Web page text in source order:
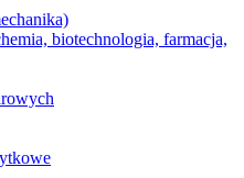
biotechnologia, farmacja,